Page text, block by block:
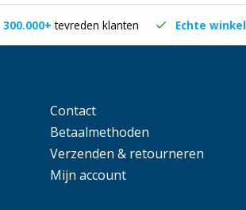
300.000+tevreden klanten Echte winkel
Contact
Betaalmethoden
Verzenden & retourneren
Mijn account